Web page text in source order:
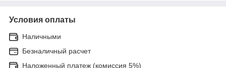
Условия оплаты
Наличными
Безналичный расчет
Наложенный платеж (комиссия 5%)